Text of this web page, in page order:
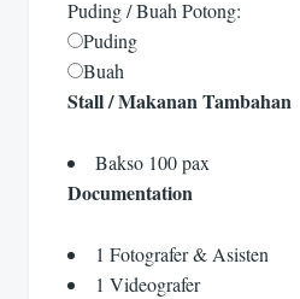
Puding / Buah Potong:
Puding
Buah
Stall / Makanan Tambahan
Bakso 100 pax
Documentation
1 Fotografer & Asisten
1 Videografer